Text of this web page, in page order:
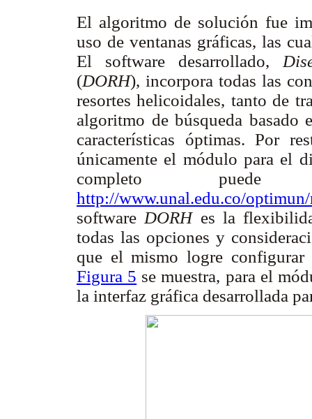
El algoritmo de solución fue
uso de ventanas gráficas, las
El software desarrollado,
(DORH), incorpora todas las
resortes helicoidales, tanto de
algoritmo de búsqueda basado
características óptimas. Por
únicamente el módulo para el
completo
http://www.unal.edu.co/optimun/
software DORHes la
todas las opciones y
que el mismo logre
Figura 5 se muestra, para el
la interfaz gráfica desarrollada